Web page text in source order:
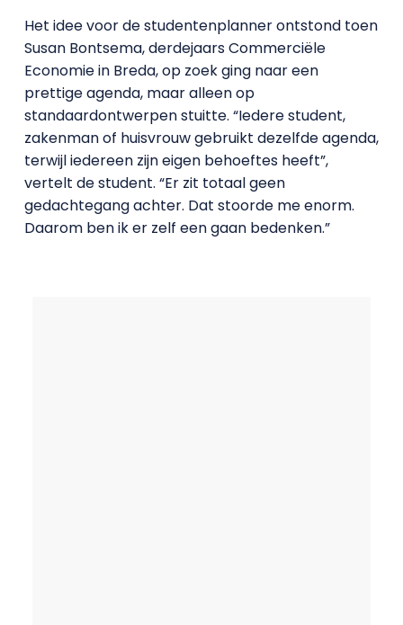
Het idee voor de studentenplanner ontstond toen
Susan Bontsema, derdejaars Commerciële
Economie in Breda, op zoek ging naar een
prettige agenda, maar alleen op
standaardontwerpen stuitte. “Iedere student,
zakenman of huisvrouw gebruikt dezelfde agenda,
terwijl iedereen zijn eigen behoeftes heeft”,
vertelt de student. “Er zit totaal geen
gedachtegang achter. Dat stoorde me enorm.
Daarom ben ik er zelf een gaan bedenken.”